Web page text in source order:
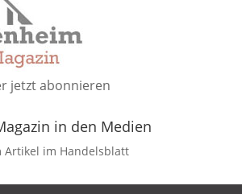
jetzt abonnieren
in den Medien
Artikel im Handelsblatt